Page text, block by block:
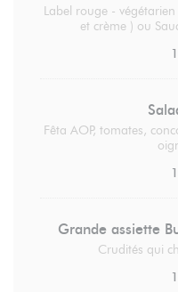
Label rouge -
et crème ) ou
Fêta AOP, tomates,
Grande assiette
Crudités qui